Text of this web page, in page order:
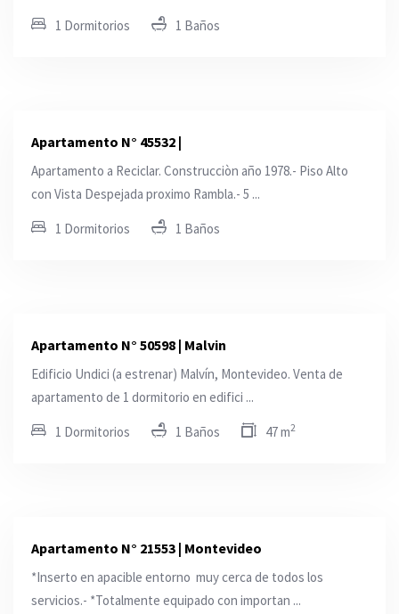
1 Dormitorios 1 Baños
Apartamento N° 45532 |
Apartamento a Reciclar. Construcciòn año 1978.- Piso Alto
con Vista Despejada proximo Rambla.- 5 ...
1 Dormitorios 1 Baños
Apartamento N° 50598 | Malvi­n
Edificio Undici (a estrenar) Malvín, Montevideo. Venta de
apartamento de 1 dormitorio en edifici ...
1 Dormitorios 1 Baños 47 m2
Apartamento N° 21553 | Montevideo
*Inserto en apacible entorno muy cerca de todos los
servicios.- *Totalmente equipado con importan ...